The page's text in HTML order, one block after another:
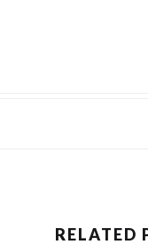
RELATED